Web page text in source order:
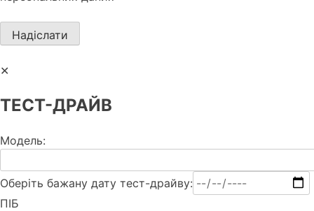
✕
ТЕСТ-ДРАЙВ
Модель:
Оберіть бажану дату тест-драйву:
ПІБ